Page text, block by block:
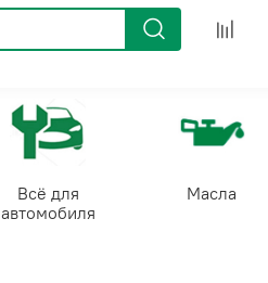
Всё для
автомобиля
Масла